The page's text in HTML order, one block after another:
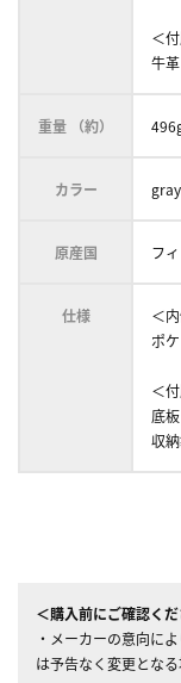
＜
牛
重量 （約）
カラー
原産国 フ
仕様
＜
ポ
＜
底
収
＜購入前にご確認く
・メーカーの意向に
は予告なく変更となる